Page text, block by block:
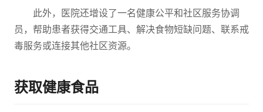
此外，医院还增设了一名健康公平和社区服务协调
员，帮助患者获得交通工具、解决食物短缺问题、联系戒
毒服务或连接其他社区资源。
获取健康食品